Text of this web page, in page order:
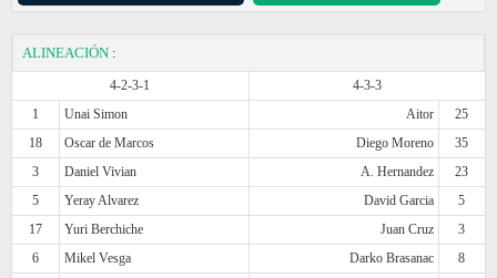
ALINEACIÓN :
4-2-3-1
4-3-3
1
Unai Simon Aitor
25
18
Oscar de Marcos Diego Moreno
35
3
Daniel Vivian A. Hernandez
23
5
Yeray Alvarez David Garcia
5
17
Yuri Berchiche Juan Cruz
3
6
Mikel Vesga Darko Brasanac
8